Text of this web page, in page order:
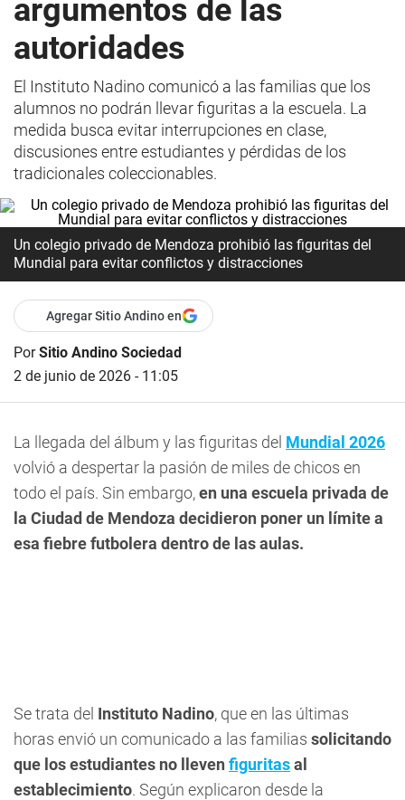
argumentos de las
autoridades
El Instituto Nadino comunicó a las familias que los
alumnos no podrán llevar figuritas a la escuela. La
medida busca evitar interrupciones en clase,
discusiones entre estudiantes y pérdidas de los
tradicionales coleccionables.
Un colegio privado de Mendoza prohibió las figuritas del
Mundial para evitar conflictos y distracciones
Agregar Sitio Andino en
PorSitio Andino Sociedad
2 de junio de 2026 - 11:05
La llegada del álbum y las figuritas del Mundial 2026
volvió a despertar la pasión de miles de chicos en
todo el país. Sin embargo,en una escuela privada de
la Ciudad de Mendoza decidieron poner un límite a
esa fiebre futbolera dentro de las aulas.
Se trata del Instituto Nadino, que en las últimas
horas envió un comunicado a las familias solicitando
que los estudiantes no lleven figuritasal
establecimiento. Según explicaron desde la